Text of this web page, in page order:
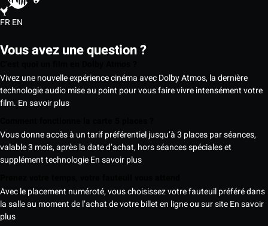
FREN
Vous avez une question ?
Vivez une nouvelle expérience cinéma avec Dolby Atmos, la dernière
technologie audio mise au point pour vous faire vivre intensément votre
film. En savoir plus
Vous donne accès à un tarif préférentiel jusqu’à 3 places par séances,
valable 3 mois, après la date d’achat, hors séances spéciales et
supplément technologieEn savoir plus
Avec le placement numéroté, vous choisissez votre fauteuil préféré dans
la salle au moment de l’achat de votre billet en ligne ou sur siteEn savoir
plus